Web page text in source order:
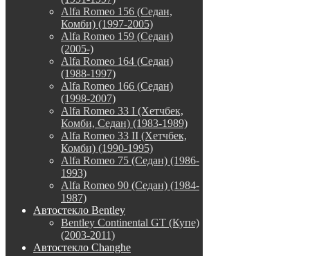
Alfa Romeo 156 (Седан,
Комби) (1997-2005)
Alfa Romeo 159 (Седан)
(2005-)
Alfa Romeo 164 (Седан)
(1988-1997)
Alfa Romeo 166 (Седан)
(1998-2007)
Alfa Romeo 33 I (Хетчбек,
Комби, Седан) (1983-1989)
Alfa Romeo 33 II (Хетчбек,
Комби) (1990-1995)
Alfa Romeo 75 (Седан) (1986-
1993)
Alfa Romeo 90 (Седан) (1984-
1987)
Автостекло Bentley
Bentley Continental GT (Купе)
(2003-2011)
Автостекло Changhe